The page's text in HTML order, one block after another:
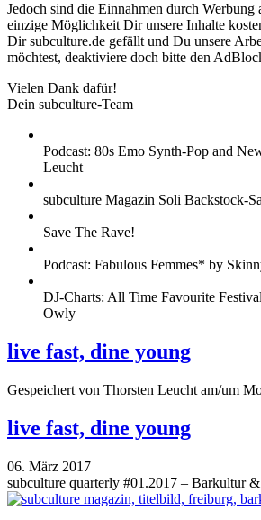
Jedoch sind die Einnahmen durch Werbung
einzige Möglichkeit Dir unsere Inhalte
Dir subculture.de gefällt und Du unsere
möchtest, deaktiviere doch bitte den
Vielen Dank dafür!
Dein subculture-Team
Podcast: 80s Emo Synth-Pop and
Leucht
subculture Magazin Soli Backstock-
Save The Rave!
Podcast: Fabulous Femmes* by
DJ-Charts: All Time Favourite
Owly
live fast, dine young
Gespeichert von Thorsten Leucht am/um
live fast, dine young
06. März 2017
subculture quarterly #01.2017 – Barkultur